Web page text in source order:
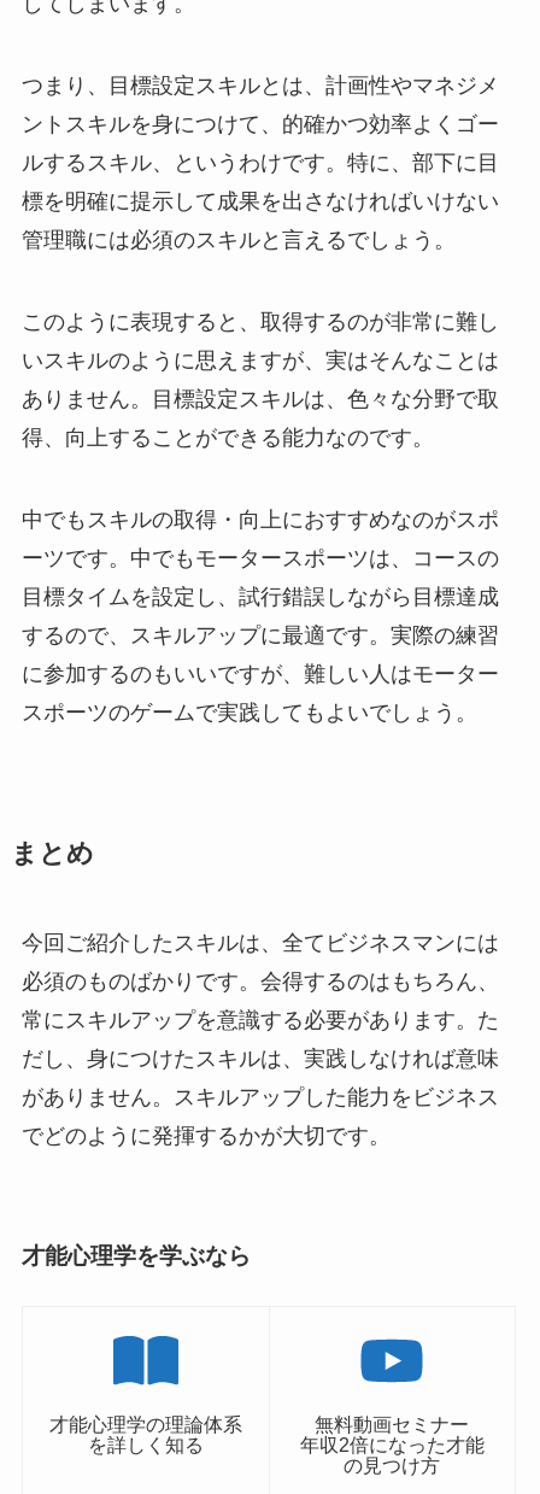
つまり、目標設定スキルとは、計画性やマネジメ
ントスキルを身につけて、的確かつ効率よくゴー
ルするスキル、というわけです。特に、部下に目
標を明確に提示して成果を出さなければいけない
管理職には必須のスキルと言えるでしょう。
このように表現すると、取得するのが非常に難し
いスキルのように思えますが、実はそんなことは
ありません。目標設定スキルは、色々な分野で取
得、向上することができる能力なのです。
中でもスキルの取得・向上におすすめなのがスポ
ーツです。中でもモータースポーツは、コースの
目標タイムを設定し、試行錯誤しながら目標達成
するので、スキルアップに最適です。実際の練習
に参加するのもいいですが、難しい人はモーター
スポーツのゲームで実践してもよいでしょう。
まとめ
今回ご紹介したスキルは、全てビジネスマンには
必須のものばかりです。会得するのはもちろん、
常にスキルアップを意識する必要があります。た
だし、身につけたスキルは、実践しなければ意味
がありません。スキルアップした能力をビジネス
でどのように発揮するかが大切です。
才能心理学を学ぶなら
才能心理学の理論体系
を詳しく知る
無料動画セミナー
年収2倍になった才能
の見つけ方